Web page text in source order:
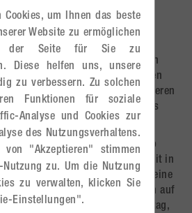
der CoVID-19
beiden Kampfmannschaften
2021 durchstarten. Mit unseren
gehen wir mit all unseren
zuversichtlich in das
Mannschaft zählt ab
Spitzensport und bietet damit in
männlichen Nachwuchsspieler eine
Wir freuen uns nun auch auf
unserer Männer am Samstag,
Cookies, um Ihnen das beste
Website zu ermöglichen
der Seite für Sie zu
Diese helfen uns, unsere
zu verbessern. Zu solchen
Funktionen für soziale
Analyse und Cookies zur
des Nutzungsverhaltens.
von "Akzeptieren" stimmen
Nutzung zu. Um die Nutzung
zu verwalten, klicken Sie
Einstellungen".